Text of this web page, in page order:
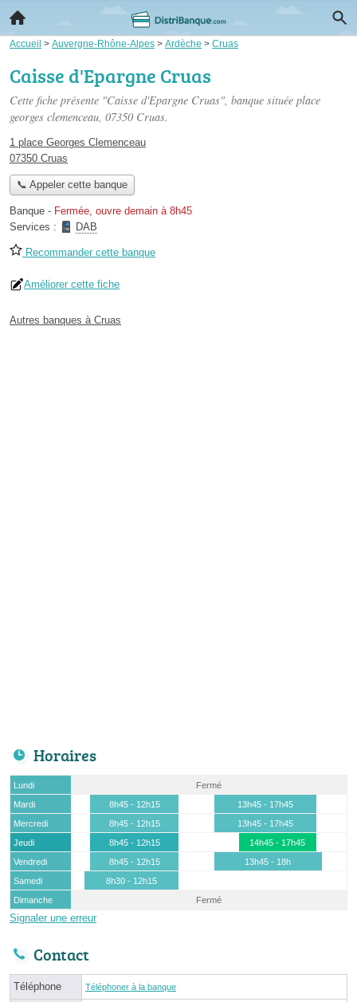
Accueil > Auvergne-Rhône-Alpes > Ardèche > Cruas
Caisse d'Epargne Cruas
Cette fiche présente "Caisse d'Epargne Cruas", banque située place
georges clemenceau, 07350 Cruas.
1 place Georges Clemenceau
07350 Cruas
📞 Appeler cette banque
Banque - Fermée, ouvre demain à 8h45
Services :
DAB
Recommander cette banque
Améliorer cette fiche
Autres banques à Cruas
Horaires
Lundi
Fermé
Mardi
8h45 - 12h15
13h45 - 17h45
Mercredi
8h45 - 12h15
13h45 - 17h45
Jeudi
8h45 - 12h15
14h45 - 17h45
Vendredi
8h45 - 12h15
13h45 - 18h
Samedi
8h30 - 12h15
Dimanche
Fermé
Signaler une erreur
Contact
Téléphone Téléphoner à la banque